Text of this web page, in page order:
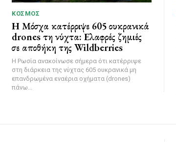
ΚΌΣΜΟΣ
Η Μόσχα κατέρριψε 605 ουκρανικά
drones τη νύχτα: Ελαφρές ζημιές
σε αποθήκη της Wildberries
Η Ρωσία ανακοίνωσε σήμερα ότι κατέρριψε
στη διάρκεια της νύχτας 605 ουκρανικά μη
επανδρωμένα εναέρια οχήματα (drones)
πάνω...